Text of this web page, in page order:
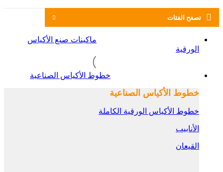
تصفح الفئات
ماكينات صنع الأكياس
الورقية
خطوط الأكياس الصناعية
خطوط الأكياس الصناعية
خطوط الأكياس الورقية الكاملة
الأنابيب
القيعان